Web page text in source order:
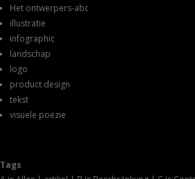
Het ontwerpers-abc
illustratie
infographic
landschap
logo
product design
tekst
visuele poëzie
Tags